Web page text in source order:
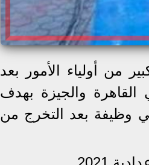
2021 ، يتساءل عدد كبير من أولياء الأمور بعد
القاهرة والجيزة بهدف
وظيفة بعد التخرج من